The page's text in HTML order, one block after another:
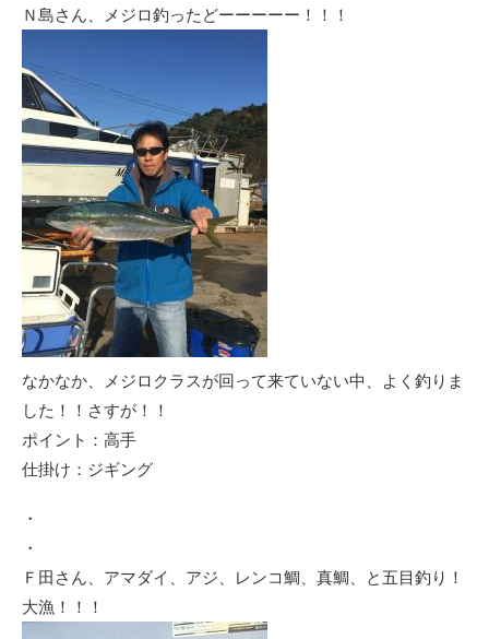
Ｎ島さん、メジロ釣ったどーーーーー！！！
なかなか、メジロクラスが回って来ていない中、よく釣りま
した！！さすが！！
ポイント：高手
仕掛け：ジギング
・
・
Ｆ田さん、アマダイ、アジ、レンコ鯛、真鯛、と五目釣り！
大漁！！！